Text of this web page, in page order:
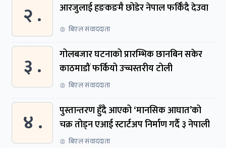
२ . आरजुलाई हङकङमै छोडेर नेपाल फर्किँदै देउवा
बिएल संवाददाता
३ .
गोलबजार घटनाको प्रारम्भिक छानबिन सकेर
काठमाडौं फर्कियो उच्चस्तरीय टोली
बिएल संवाददाता
४ .
पुस्तान्तरण हुँदै आएको ‘मानसिक आघात’को
चक्र तोड्न एआई स्टार्टअप निर्माण गर्दै ३ नेपाली
बिएल संवाददाता